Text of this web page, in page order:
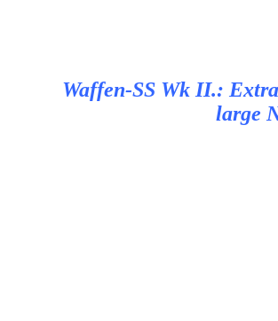
Waffen-SS Wk II.:
large